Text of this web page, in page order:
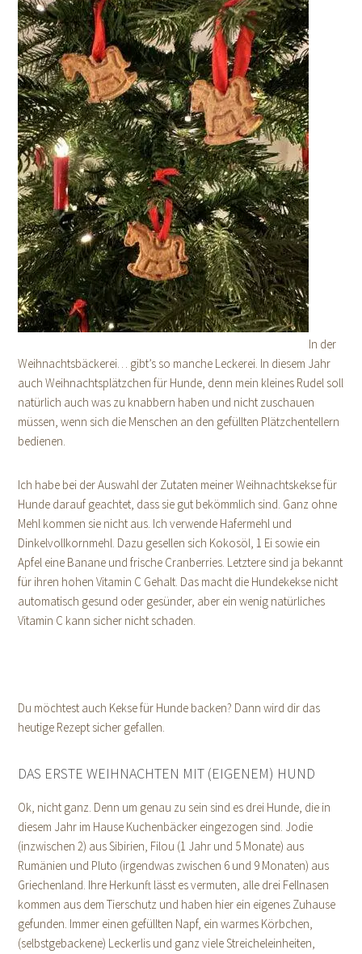
In der
Weihnachtsbäckerei… gibt’s so manche Leckerei. In diesem Jahr
auch Weihnachtsplätzchen für Hunde, denn mein kleines Rudel soll
natürlich auch was zu knabbern haben und nicht zuschauen
müssen, wenn sich die Menschen an den gefüllten Plätzchentellern
bedienen.
Ich habe bei der Auswahl der Zutaten meiner Weihnachtskekse für
Hunde darauf geachtet, dass sie gut bekömmlich sind. Ganz ohne
Mehl kommen sie nicht aus. Ich verwende Hafermehl und
Dinkelvollkornmehl. Dazu gesellen sich Kokosöl, 1 Ei sowie ein
Apfel eine Banane und frische Cranberries. Letztere sind ja bekannt
für ihren hohen Vitamin C Gehalt. Das macht die Hundekekse nicht
automatisch gesund oder gesünder, aber ein wenig natürliches
Vitamin C kann sicher nicht schaden.
Du möchtest auch Kekse für Hunde backen? Dann wird dir das
heutige Rezept sicher gefallen.
DAS ERSTE WEIHNACHTEN MIT (EIGENEM) HUND
Ok, nicht ganz. Denn um genau zu sein sind es drei Hunde, die in
diesem Jahr im Hause Kuchenbäcker eingezogen sind. Jodie
(inzwischen 2) aus Sibirien, Filou (1 Jahr und 5 Monate) aus
Rumänien und Pluto (irgendwas zwischen 6 und 9 Monaten) aus
Griechenland. Ihre Herkunft lässt es vermuten, alle drei Fellnasen
kommen aus dem Tierschutz und haben hier ein eigenes Zuhause
gefunden. Immer einen gefüllten Napf, ein warmes Körbchen,
(selbstgebackene) Leckerlis und ganz viele Streicheleinheiten,